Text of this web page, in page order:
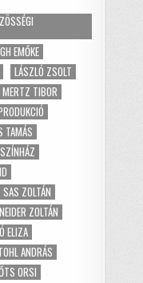
EMŐKE
LÁSZLÓ ZSOLT
MERTZ TIBOR
TAMÁS
SAS ZOLTÁN
ZOLTÁN
ELIZA
ANDRÁS
ORSI